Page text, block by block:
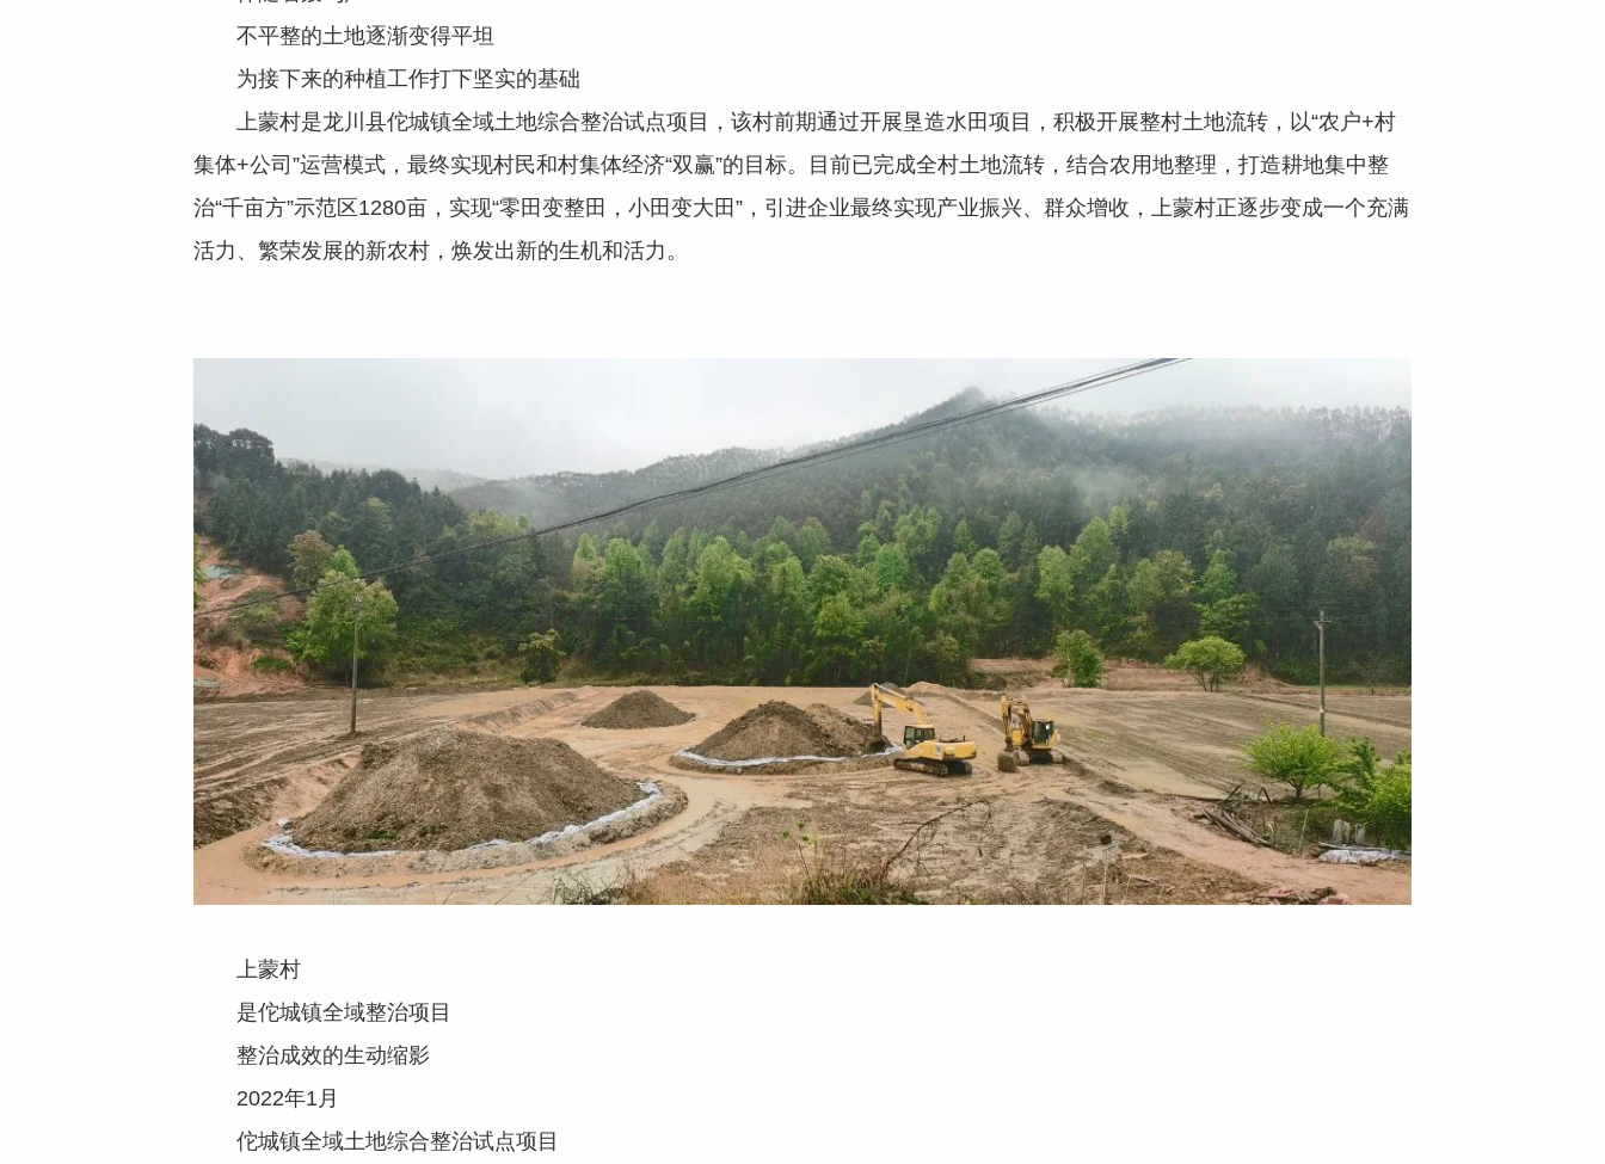
不平整的土地逐渐变得平坦
为接下来的种植工作打下坚实的基础
上蒙村是龙川县佗城镇全域土地综合整治试点项目，该村前期通过开展垦造水田项目，积极开展整村土地流转，以“农户+村
集体+公司”运营模式，最终实现村民和村集体经济“双赢”的目标。目前已完成全村土地流转，结合农用地整理，打造耕地集中整
治“千亩方”示范区1280亩，实现“零田变整田，小田变大田”，引进企业最终实现产业振兴、群众增收，上蒙村正逐步变成一个充满
活力、繁荣发展的新农村，焕发出新的生机和活力。
上蒙村
是佗城镇全域整治项目
整治成效的生动缩影
2022年1月
佗城镇全域土地综合整治试点项目